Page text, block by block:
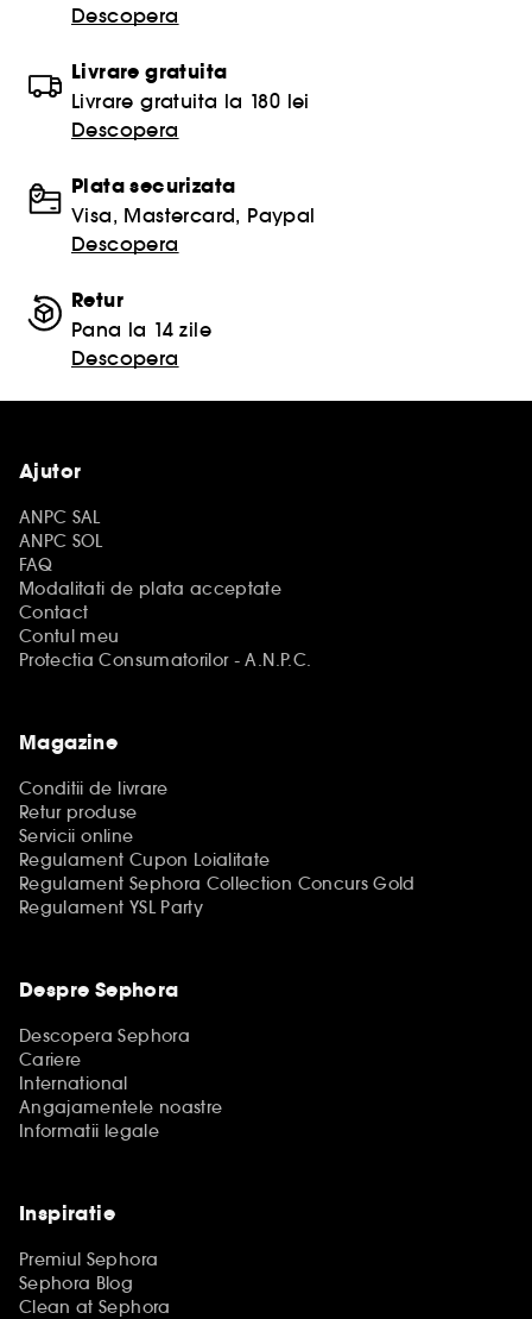
Descopera
Livrare gratuita
Livrare gratuita la 180 lei
Descopera
Plata securizata
Visa, Mastercard, Paypal
Descopera
Retur
Pana la 14 zile
Descopera
Ajutor
ANPC SAL
ANPC SOL
FAQ
Modalitati de plata acceptate
Contact
Contul meu
Protectia Consumatorilor - A.N.P.C.
Magazine
Conditii de livrare
Retur produse
Servicii online
Regulament Cupon Loialitate
Regulament Sephora Collection Concurs Gold
Regulament YSL Party
Despre Sephora
Descopera Sephora
Cariere
International
Angajamentele noastre
Informatii legale
Inspiratie
Premiul Sephora
Sephora Blog
Clean at Sephora